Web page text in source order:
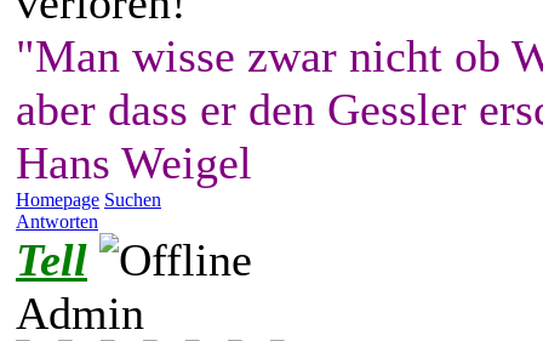
"Man wisse zwar nicht ob
aber dass er den Gessler
Hans Weigel
Homepage Suchen
Antworten
Tell
Admin